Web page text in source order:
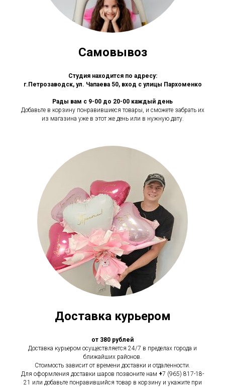
Самовывоз
Студия находится по адресу:
г.Петрозаводск, ул. Чапаева 50, вход с улицы Пархоменко
Рады вам с 9-00 до 20-00 каждый день
Добавьте в корзину понравившиеся товары, и сможете забрать их
из магазина уже в этот же день или в нужную дату.
Доставка курьером
от 380 рублей
Доставка курьером осуществляется 24/7 в пределах города и
ближайших районов.
Стоимость зависит от времени доставки и отдаленности.
Для оформления доставки шаров позвоните нам +7 (965) 817-18-
21 или добавьте понравившийся товар в корзину и укажите при